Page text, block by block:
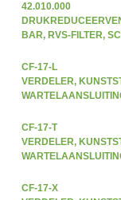
42.010.000
BAR, RVS-FILTER,
CF-17-L
VERDELER,
CF-17-T
VERDELER,
CF-17-X